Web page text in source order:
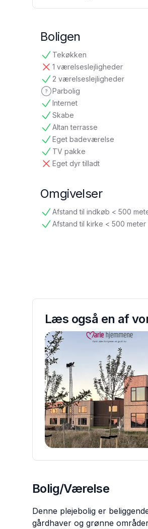
Boligen
Tekøkken
tilgængelig
1 værelseslejligheder
ikke tilgængelig
2 værelseslejligheder
tilgængelig
Parbolig
ikke oplyst
Internet
tilgængelig
Skabe
tilgængelig
Altan terrasse
tilgængelig
Eget badeværelse
tilgængelig
TV pakke
tilgængelig
Eget dyr tilladt
ikke tilgængelig
Omgivelser
Afstand til indkøb < 500
tilgængelig
Afstand til kirke < 500 meter
tilgængelig
Læs også en af
Bolig/Værelse
Denne plejebolig er
gårdhaver og grønne